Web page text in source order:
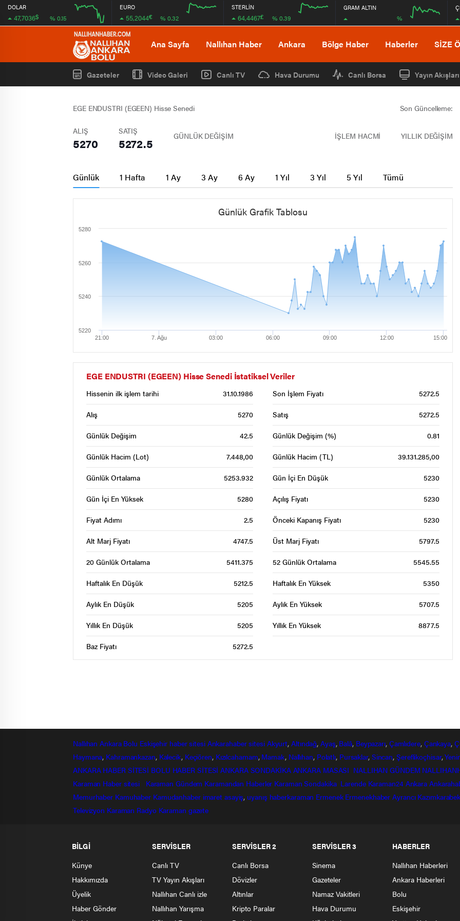
DOLAR
47,7036$ % 0.15
12:00 16:00
EURO
55,2044€ % 0.32
STERLİN
64,4467£ % 0.39
GRAM ALTIN
%
Ana Sayfa Nallıhan Haber Ankara Bölge Haber Haberler SİZE
Gazeteler Video Galeri Canlı TV Hava Durumu Canlı Borsa Yayın Akışları
EGE ENDUSTRI (EGEEN) Hisse Senedi Son Güncelleme:
ALIŞ
5270
SATIŞ
5272.5 GÜNLÜK DEĞİŞİM İŞLEM HACMİ YILLIK DEĞİŞİM
Günlük 1 Hafta 1 Ay 3 Ay 6 Ay 1 Yıl 3 Yıl 5 Yıl Tümü
Günlük Grafik Tablosu
21:00 7. Ağu 03:00 06:00 09:00 12:00 15:00
5220
5240
5260
5280
EGE ENDUSTRI (EGEEN) Hisse Senedi İstatiksel Veriler
Hissenin ilk işlem tarihi 31.10.1986 Son İşlem Fiyatı 5272.5
Alış 5270 Satış 5272.5
Günlük Değişim 42.5 Günlük Değişim (%) 0.81
Günlük Hacim (Lot) 7.448,00 Günlük Hacim (TL) 39.131.285,00
Günlük Ortalama 5253.932 Gün İçi En Düşük 5230
Gün İçi En Yüksek 5280 Açılış Fiyatı 5230
Fiyat Adımı 2.5 Önceki Kapanış Fiyatı 5230
Alt Marj Fiyatı 4747.5 Üst Marj Fiyatı 5797.5
20 Günlük Ortalama 5411.375 52 Günlük Ortalama 5545.55
Haftalık En Düşük 5212.5 Haftalık En Yüksek 5350
Aylık En Düşük 5205 Aylık En Yüksek 5707.5
Yıllık En Düşük 5205 Yıllık En Yüksek 8877.5
Baz Fiyatı 5272.5
Nallıhan Ankara Bolu Eskişehir haber sitesi Ankarahabersitesi Akyurt,Altındağ,Ayaş, Balâ, Beypazarı, Çamlıdere, Çankaya,
Haymana, Kahramankazan, Kalecik, Keçiören, Kızılcahamam, Mamak, Nallıhan, Polatlı, Pursaklar, Sincan, Şereflikoçhisar,
ANKARA HABER SİTESİ BOLU HABER SİTESİ ANKARA SONDAKİKA ANKARA MASASI NALLIHAN GÜNDEM
Karaman Haber sitesi
Karaman Gündem Karamandan Haberler Karaman Sondakika Larende Karaman24 Ankara
Memurhaber Kamuhaber Kamudanhaber imaret asayiş, uyanış haberkaraman Ermenek Ermenekhaber Ayrancı
Televizyon Karaman Radyo Karaman gazete
BİLGİ
Künye
Hakkımızda
Üyelik
Haber Gönder
SERVİSLER
Canlı TV
TV Yayın Akışları
Nallıhan Canlı izle
Nallıhan Yarışma
SERVİSLER 2
Canlı Borsa
Dövizler
Altınlar
Kripto Paralar
SERVİSLER 3
Sinema
Gazeteler
Namaz Vakitleri
Hava Durumu
HABERLER
Nallıhan Haberleri
Ankara Haberleri
Bolu
Eskişehir